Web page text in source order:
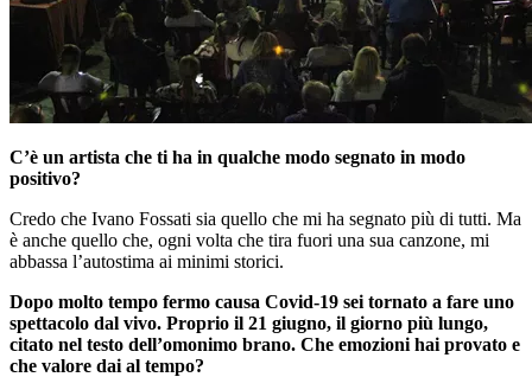
C’è un artista che ti ha in qualche modo segnato in modo
positivo?
Credo che Ivano Fossati sia quello che mi ha segnato più di tutti. Ma
è anche quello che, ogni volta che tira fuori una sua canzone, mi
abbassa l’autostima ai minimi storici.
Dopo molto tempo fermo causa Covid-19 sei tornato a fare uno
spettacolo dal vivo. Proprio il 21 giugno, il giorno più lungo,
citato nel testo dell’omonimo brano. Che emozioni hai provato e
che valore dai al tempo?